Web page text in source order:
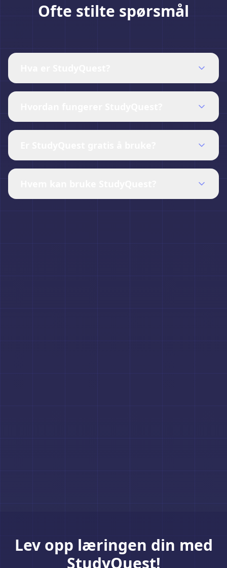
Ofte stilte spørsmål
Lev opp læringen din med
StudyQuest!